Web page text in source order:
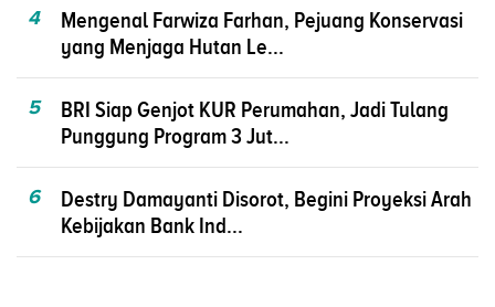
4
Mengenal Farwiza Farhan, Pejuang Konservasi
yang Menjaga Hutan Le...
5
BRI Siap Genjot KUR Perumahan, Jadi Tulang
Punggung Program 3 Jut...
6
Destry Damayanti Disorot, Begini Proyeksi Arah
Kebijakan Bank Ind...